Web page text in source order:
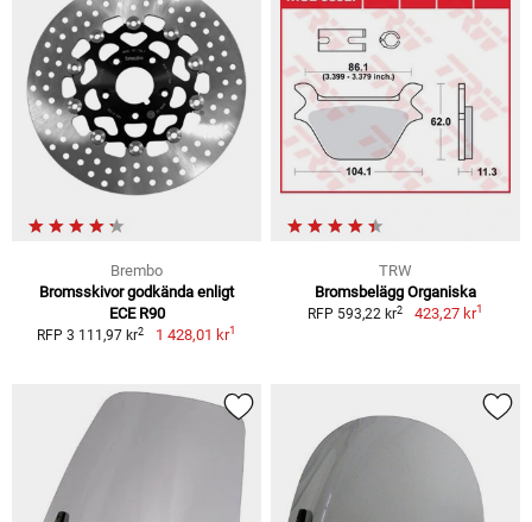
Brembo
Bromsskivor godkända enligt
ECE R90
RFP 3 111,97 kr2 1 428,01 kr1
TRW
Bromsbelägg Organiska
RFP 593,22 kr2 423,27 kr1